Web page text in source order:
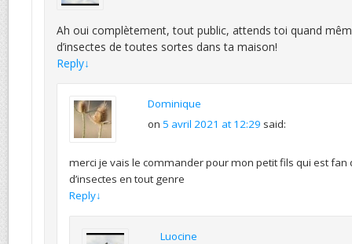
Ah oui complètement, tout public, attends toi quand
d’insectes de toutes sortes dans ta maison!
Reply↓
Dominique
on 5 avril 2021 at 12:29 said:
merci je vais le commander pour mon petit fils qui est fan
d’insectes en tout genre
Reply↓
Luocine